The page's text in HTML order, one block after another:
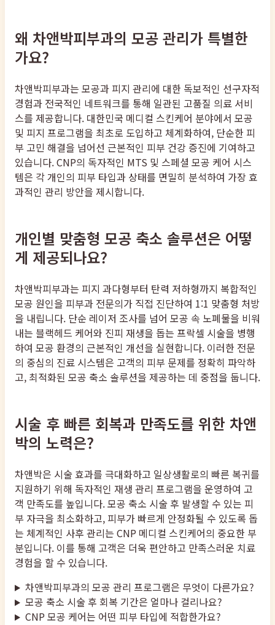
왜 차앤박피부과의 모공 관리가 특별한
가요?
차앤박피부과는 모공과 피지 관리에 대한 독보적인 선구자적
경험과 전국적인 네트워크를 통해 일관된 고품질 의료 서비
스를 제공합니다. 대한민국 메디컬 스킨케어 분야에서 모공
및 피지 프로그램을 최초로 도입하고 체계화하여, 단순한 피
부 고민 해결을 넘어선 근본적인 피부 건강 증진에 기여하고
있습니다. CNP의 독자적인 MTS 및 스페셜 모공 케어 시스
템은 각 개인의 피부 타입과 상태를 면밀히 분석하여 가장 효
과적인 관리 방안을 제시합니다.
개인별 맞춤형 모공 축소 솔루션은 어떻
게 제공되나요?
차앤박피부과는 피지 과다형부터 탄력 저하형까지 복합적인
모공 원인을 피부과 전문의가 직접 진단하여 1:1 맞춤형 처방
을 내립니다. 단순 레이저 조사를 넘어 모공 속 노폐물을 비워
내는 블랙헤드 케어와 진피 재생을 돕는 프락셀 시술을 병행
하여 모공 환경의 근본적인 개선을 실현합니다. 이러한 전문
의 중심의 진료 시스템은 고객의 피부 문제를 정확히 파악하
고, 최적화된 모공 축소 솔루션을 제공하는 데 중점을 둡니다.
시술 후 빠른 회복과 만족도를 위한 차앤
박의 노력은?
차앤박은 시술 효과를 극대화하고 일상생활로의 빠른 복귀를
지원하기 위해 독자적인 재생 관리 프로그램을 운영하여 고
객 만족도를 높입니다. 모공 축소 시술 후 발생할 수 있는 피
부 자극을 최소화하고, 피부가 빠르게 안정화될 수 있도록 돕
는 체계적인 사후 관리는 CNP 메디컬 스킨케어의 중요한 부
분입니다. 이를 통해 고객은 더욱 편안하고 만족스러운 치료
경험을 할 수 있습니다.
차앤박피부과의 모공 관리 프로그램은 무엇이 다른가요?
모공 축소 시술 후 회복 기간은 얼마나 걸리나요?
CNP 모공 케어는 어떤 피부 타입에 적합한가요?